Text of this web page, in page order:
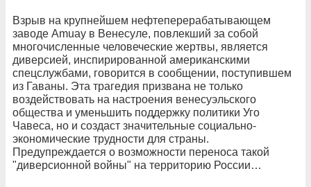
Взрыв на крупнейшем нефтеперерабатывающем
заводе Amuay в Венесуле, повлекший за собой
многочисленные человеческие жертвы, является
диверсией, инспирированной американскими
спецслужбами, говорится в сообщении, поступившем
из Гаваны. Эта трагедия призвана не только
воздействовать на настроения венесуэльского
общества и уменьшить поддержку политики Уго
Чавеса, но и создаст значительные социально-
экономические трудности для страны.
Предупреждается о возможности переноса такой
"диверсионной войны" на территорию России…